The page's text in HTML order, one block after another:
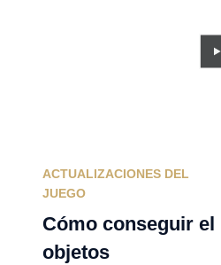
ACTUALIZACIONES DEL
JUEGO
Cómo conseguir
objetos